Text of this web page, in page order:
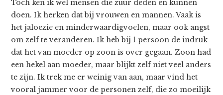
Toch ken ik wel mensen die zuur deden en kunnen
doen. Ik herken dat bij vrouwen en mannen. Vaak is
het jaloezie en minderwaardigvoelen, maar ook angst
om zelf te veranderen. Ik heb bij 1 persoon de indruk
dat het van moeder op zoon is over gegaan. Zoon had
een hekel aan moeder, maar blijkt zelf niet veel anders
te zijn. Ik trek me er weinig van aan, maar vind het
vooral jammer voor de personen zelf, die zo moeilijk